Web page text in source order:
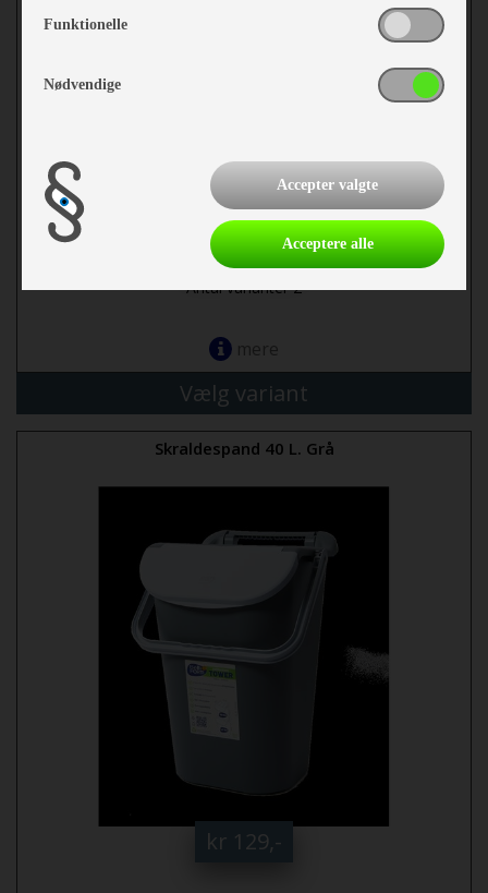
fra 129,-
Antal varianter 2
mere
Vælg variant
Skraldespand 40 L. Grå
kr 129,-
Funktionelle
Nødvendige
Accepter valgte
Acceptere alle